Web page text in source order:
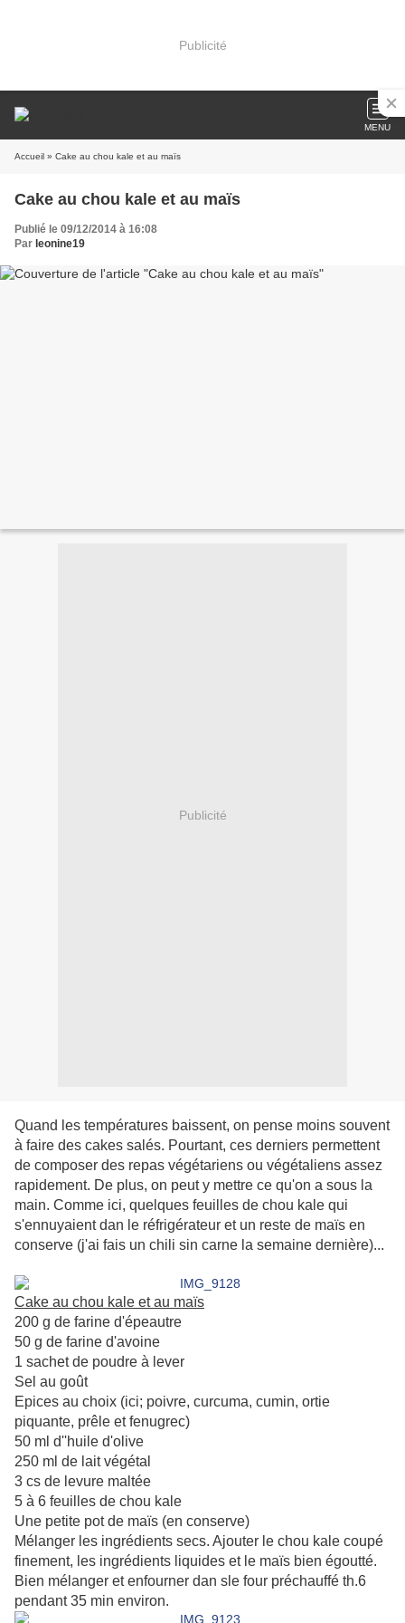
Publicité
MENU
Accueil » Cake au chou kale et au maïs
Cake au chou kale et au maïs
Publié le 09/12/2014 à 16:08
Par leonine19
Publicité
Quand les températures baissent, on pense moins souvent
à faire des cakes salés. Pourtant, ces derniers permettent
de composer des repas végétariens ou végétaliens assez
rapidement. De plus, on peut y mettre ce qu'on a sous la
main. Comme ici, quelques feuilles de chou kale qui
s'ennuyaient dan le réfrigérateur et un reste de maïs en
conserve (j'ai fais un chili sin carne la semaine dernière)...
Cake au chou kale et au maïs
200 g de farine d'épeautre
50 g de farine d'avoine
1 sachet de poudre à lever
Sel au goût
Epices au choix (ici; poivre, curcuma, cumin, ortie
piquante, prêle et fenugrec)
50 ml d''huile d'olive
250 ml de lait végétal
3 cs de levure maltée
5 à 6 feuilles de chou kale
Une petite pot de maïs (en conserve)
Mélanger les ingrédients secs. Ajouter le chou kale coupé
finement, les ingrédients liquides et le maïs bien égoutté.
Bien mélanger et enfourner dan sle four préchauffé th.6
pendant 35 min environ.